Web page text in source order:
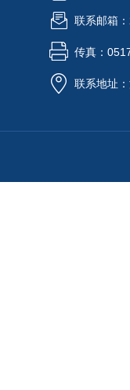
联系邮箱
传真：
联系地址